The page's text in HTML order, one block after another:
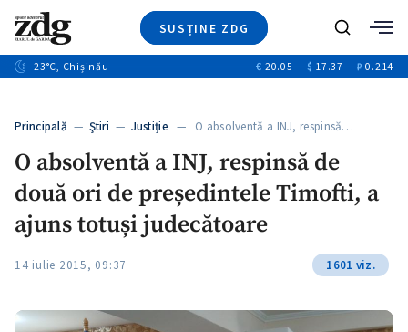
SUSȚINE ZDG
Ştiri
+13
Video
Special
Blog
Caută
23°C, Chișinău € 20.05 $ 17.37 ₽ 0.214
Principală — Ştiri — Justiție— O absolventă a INJ, respinsă…
O absolventă a INJ, respinsă de
două ori de președintele Timofti, a
ajuns totuși judecătoare
14 iulie 2015, 09:37 1601 viz.